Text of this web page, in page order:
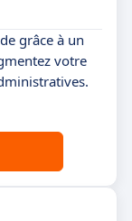
grâce à un
votre